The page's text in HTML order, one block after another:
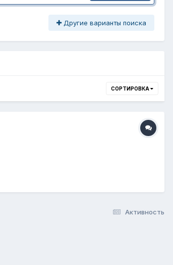
Другие варианты поиска
СОРТИРОВКА
Активность